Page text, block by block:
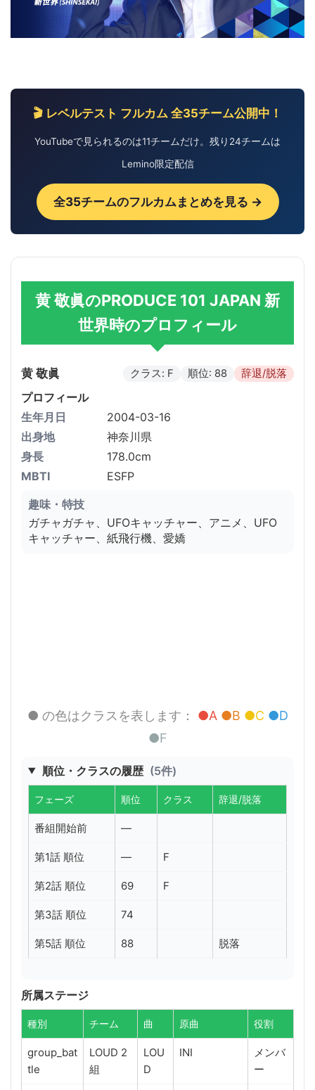
🎬 レベルテスト フルカム 全35チーム公開中！
YouTubeで見られるのは11チームだけ。残り24チームは
Lemino限定配信
全35チームのフルカムまとめを見る →
黄 敬眞のPRODUCE 101 JAPAN 新
世界時のプロフィール
黄 敬眞 クラス: F 順位: 88 辞退/脱落
プロフィール
生年月日
2004-03-16
出身地
神奈川県
身長
178.0cm
MBTI
ESFP
趣味・特技
ガチャガチャ、UFOキャッチャー、アニメ、UFO
キャッチャー、紙飛行機、愛嬌
● の色はクラスを表します： ●A ●B ●C ●D
●F
順位・クラスの履歴 (5件)
フェーズ 順位 クラス 辞退/脱落
番組開始前 —
第1話 順位 — F
第2話 順位 69 F
第3話 順位 74
第5話 順位 88 脱落
所属ステージ
種別 チーム 曲 原曲 役割
group_bat
tle
LOUD 2
組
LOU
D
INI
メンバ
ー